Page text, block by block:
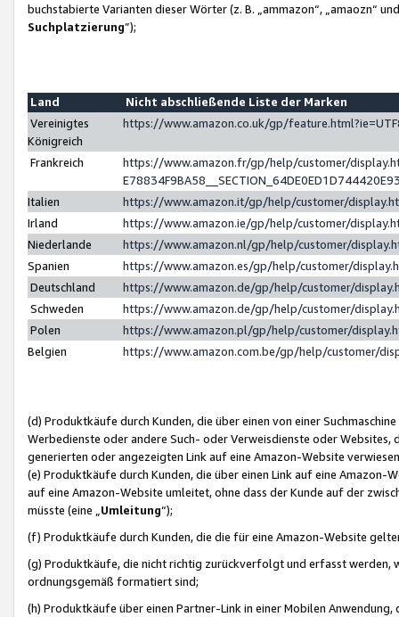
buchstabierte Varianten dieser Wörter (z. B. „ammazon“, „amaozn“
Suchplatzierung”);
Land
Nicht abschließende Liste der Marken
Vereinigtes
Königreich
https://www.amazon.co.uk/gp/
Frankreich
https://www.amazon.fr/gp/help/customer/
Italien
https://www.amazon.it/gp/help/customer/
Irland
https://www.amazon.ie/gp/help/customer/
Niederlande
https://www.amazon.nl/gp/help/customer/
Spanien
https://www.amazon.es/gp/help/customer/
Deutschland
https://www.amazon.de/gp/help/customer/
Schweden
https://www.amazon.de/gp/help/customer/
Polen
https://www.amazon.pl/gp/help/customer/
Belgien
https://www.amazon.com.be/gp/help/customer/
(d) Produktkäufe durch Kunden, die über einen von einer
Werbedienste oder andere Such- oder Verweisdienste oder Websites,
generierten oder angezeigten Link auf eine Amazon-Website
(e) Produktkäufe durch Kunden, die über einen Link auf eine
auf eine Amazon-Website umleitet, ohne dass der Kunde auf der
müsste (eine „ Umleitung“);
(f) Produktkäufe durch Kunden, die die für eine Amazon-Website
(g) Produktkäufe, die nicht richtig zurückverfolgt und erfasst werden,
ordnungsgemäß formatiert sind;
(h) Produktkäufe über einen Partner-Link in einer Mobilen